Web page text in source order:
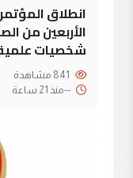
انطلاق
الأربعين من
شخصيات
--منذ 21 ساعة